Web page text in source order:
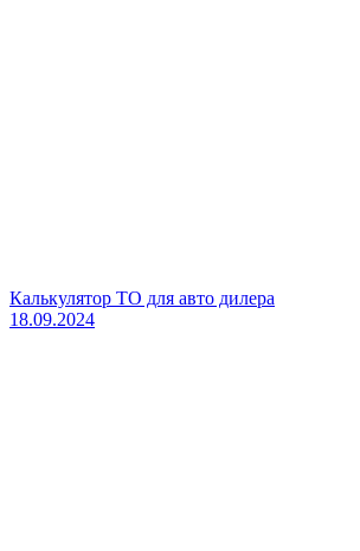
Калькулятор ТО для авто дилера
18.09.2024